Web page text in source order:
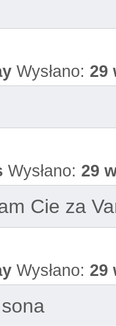
Wysłano: 29
Wysłano: 29
Cie za
Wysłano: 29